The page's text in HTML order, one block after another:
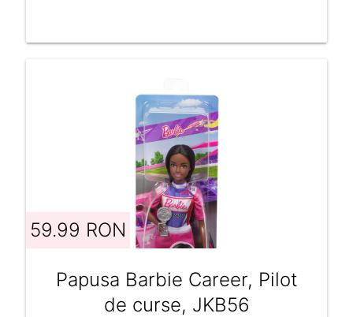
59.99 RON
Papusa Barbie Career, Pilot
de curse, JKB56